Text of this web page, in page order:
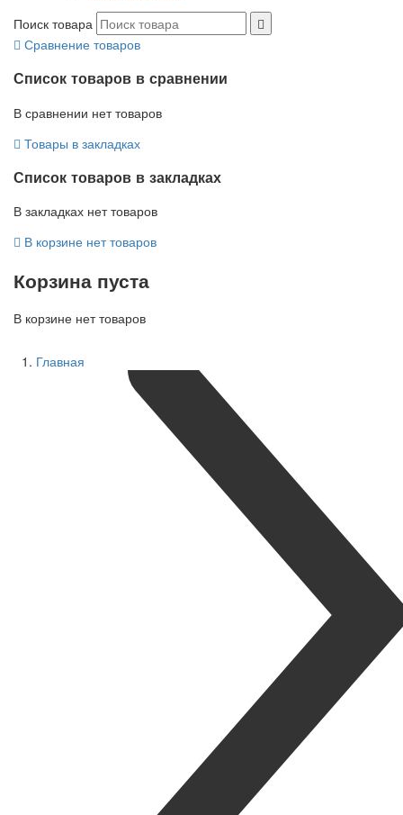
Поиск товара
Сравнение товаров
Список товаров в сравнении
В сравнении нет товаров
Товары в закладках
Список товаров в закладках
В закладках нет товаров
В корзине нет товаров
Корзина пуста
В корзине нет товаров
Главная